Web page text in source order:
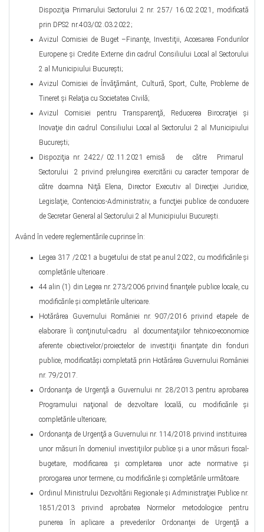
Dispoziţia Primarului Sectorului 2 nr. 257/ 16.02.2021, modificată
prin DPS2 nr.403/02.03.2022;
Avizul Comisiei de Buget –Finanţe, Investiţii, Accesarea Fondurilor
Europene şi Credite Externe din cadrul Consiliului Local al Sectorului
2 al Municipiului Bucureşti;
Avizul Comisiei de Învăţământ, Cultură, Sport, Culte, Probleme de
Tineret şi Relaţia cu Societatea Civilă;
Avizul Comisiei pentru Transparenţă, Reducerea Birocraţiei şi
Inovaţie din cadrul Consiliului Local al Sectorului 2 al Municipiului
Bucureşti;
Dispoziţia nr. 2422/ 02.11.2021 emisă de către Primarul
Sectorului 2 privind prelungirea exercitării cu caracter temporar de
către doamna Niţă Elena, Director Executiv al Direcţiei Juridice,
Legislaţie, Contencios-Administrativ, a funcţiei publice de conducere
de Secretar General al Sectorului 2 al Municipiului Bucureşti.
Având în vedere reglementările cuprinse în:
Legea 317 /2021 a bugetului de stat pe anul 2022, cu modificările şi
completările ulterioare .
44 alin (1) din Legea nr. 273/2006 privind finanţele publice locale, cu
modificările şi completările ulterioare.
Hotărârea Guvernului României nr. 907/2016 privind etapele de
elaborare îi conţinutul-cadru al documentaţiilor tehnico-economice
aferente obiectivelor/proiectelor de investiţii finanţate din fonduri
publice, modificatăşi completată prin Hotărârea Guvernului României
nr. 79/2017.
Ordonanţa de Urgenţă a Guvernului nr. 28/2013 pentru aprobarea
Programului naţional de dezvoltare locală, cu modificările şi
completările ulterioare;
Ordonanţa de Urgenţă a Guvernului nr. 114/2018 privind instituirea
unor măsuri în domeniul investiţiilor publice şi a unor măsuri fiscal-
bugetare, modificarea şi completarea unor acte normative şi
prorogarea unor termene, cu modificările şi completările următoare.
Ordinul Ministrului Dezvoltării Regionale şi Administraţiei Publice nr.
1851/2013 privind aprobatea Normelor metodologice pentru
punerea în aplicare a prevederilor Ordonanţei de Urgenţă a